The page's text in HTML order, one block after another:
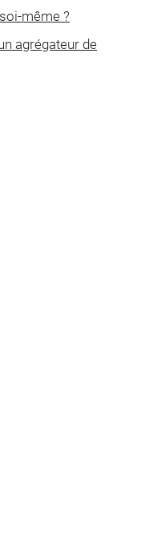
même ?
agrégateur de